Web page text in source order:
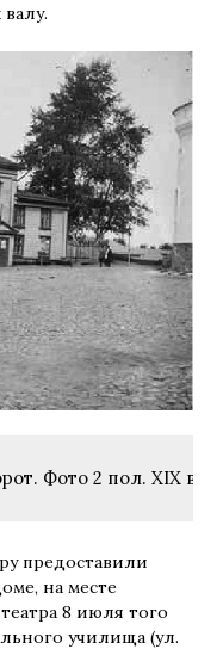
Фото 2 пол. XIX в.
предоставили
на месте
8 июля того
училища (ул.